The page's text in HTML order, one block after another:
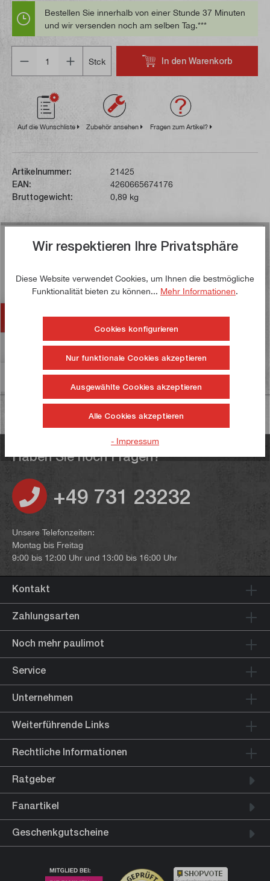
Bestellen Sie innerhalb von einer Stunde 37 Minuten
und wir versenden noch am selben Tag.***
Stck
In den Warenkorb
Auf die Wunschliste Zubehör ansehen Fragen zum Artikel?
Artikelnummer:
21425
EAN:
4260665674176
Bruttogewicht:
0,89 kg
Beschreibung
Positionsanzeigen SDS 200 und SDS 200S und weist
einen Messbereich von 320 mm auf.…Mehr
Zubehör
Bewertungen
Informationen zur Produktsicherheit
Haben Sie noch Fragen?
+49 731 23232
Unsere Telefonzeiten:
Montag bis Freitag
9:00 bis 12:00 Uhr und 13:00 bis 16:00 Uhr
Kontakt
Zahlungsarten
Noch mehr paulimot
Service
Unternehmen
Weiterführende Links
Rechtliche Informationen
Ratgeber
Fanartikel
Geschenkgutscheine
Wir respektieren Ihre Privatsphäre
Diese Website verwendet Cookies, um Ihnen die bestmögliche
Funktionalität bieten zu können... Mehr Informationen.
Cookies konfigurieren
Nur funktionale Cookies akzeptieren
Ausgewählte Cookies akzeptieren
Alle Cookies akzeptieren
- Impressum